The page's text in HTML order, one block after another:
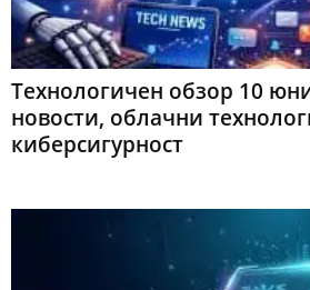
Технологичен обзор 10
новости, облачни
киберсигурност